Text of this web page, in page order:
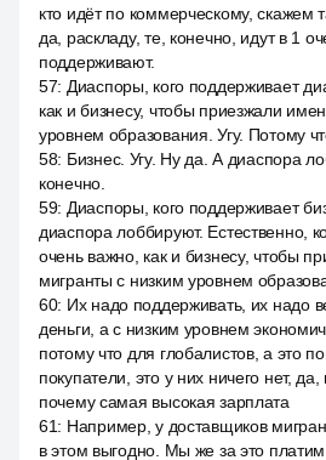
кто идёт по коммерческому, скажем
да, раскладу, те, конечно, идут в 1
поддерживают.
57: Диаспоры, кого поддерживает
как и бизнесу, чтобы приезжали
уровнем образования. Угу. Потому
58: Бизнес. Угу. Ну да. А диаспора
конечно.
59: Диаспоры, кого поддерживает
диаспора лоббируют. Естественно,
очень важно, как и бизнесу, чтобы
мигранты с низким уровнем
60: Их надо поддерживать, их надо
деньги, а с низким уровнем
потому что для глобалистов, а это
покупатели, это у них ничего нет,
почему самая высокая зарплата
61: Например, у доставщиков
в этом выгодно. Мы же за это